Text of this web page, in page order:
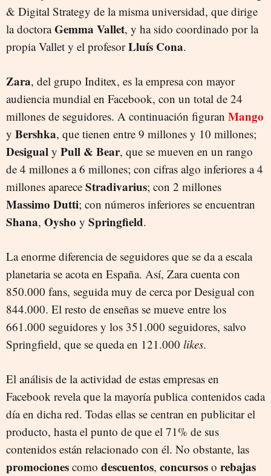
& Digital Strategy de la misma universidad, que dirige
la doctoraGemma Vallet, y ha sido coordinado por la
propia Vallet y el profesorLluís Cona.
Zara, del grupo Inditex, es la empresa con mayor
audiencia mundial en Facebook, con un total de 24
millones de seguidores. A continuación figuran Mango
y Bershka, que tienen entre 9 millones y 10 millones;
Desigual y Pull & Bear, que se mueven en un rango
de 4 millones a 6 millones; con cifras algo inferiores a 4
millones aparece Stradivarius; con 2 millones
Massimo Dutti; con números inferiores se encuentran
Shana, Oysho y Springfield.
La enorme diferencia de seguidores que se da a escala
planetaria se acota en España. Así, Zara cuenta con
850.000 fans, seguida muy de cerca por Desigual con
844.000. El resto de enseñas se mueve entre los
661.000 seguidores y los 351.000 seguidores, salvo
Springfield, que se queda en 121.000 likes.
El análisis de la actividad de estas empresas en
Facebook revela que la mayoría publica contenidos cada
día en dicha red. Todas ellas se centran en publicitar el
producto, hasta el punto de que el 71% de sus
contenidos están relacionado con él. No obstante, las
promociones como descuentos, concursos o rebajas